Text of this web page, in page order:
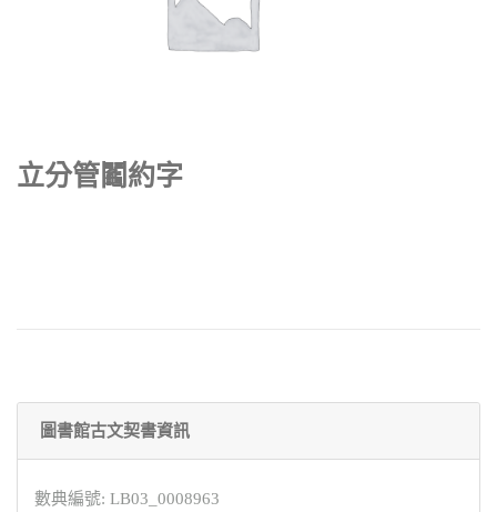
立分管鬮約字
圖書館古文契書資訊
數典編號: LB03_0008963